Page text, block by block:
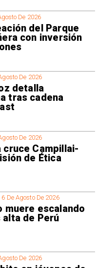
De 2026
del Parque
con inversión
De 2026
detalla
tras cadena
De 2026
cruce Campillai-
de Ética
6 De Agosto De 2026
muere escalando
alta de Perú
De 2026